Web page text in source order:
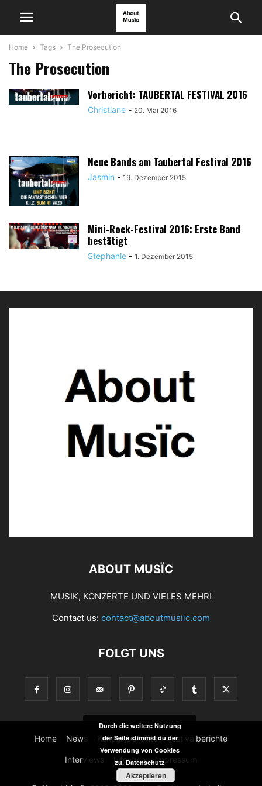
Home Tags The Prosecution
The Prosecution
Vorbericht: TAUBERTAL FESTIVAL 2016
Christiane - 20. Mai 2016
Neue Bands am Taubertal Festival 2016
Jasmin - 19. Dezember 2015
Mini-Rock-Festival 2016: Erste Band
bestätigt
Stephanie - 1. Dezember 2015
ABOUT MUSÏC
MUSIK, KONZERTE UND VIELES MEHR!
Contact us: contact@aboutmusiic.com
FOLGT UNS
Home News Konzertberichte Festivalberichte
Interviews Lifestyle Impressum
Durch die weitere Nutzung
der Seite stimmst du der
Verwendung von Cookies
zu.Datenschutz
Akzeptieren